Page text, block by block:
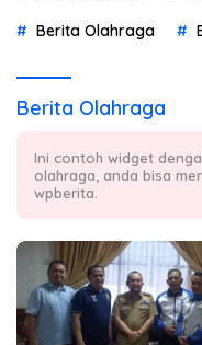
Berita Olahraga
Berita Olahraga
Ini contoh widget
olahraga, anda bisa
wpberita.